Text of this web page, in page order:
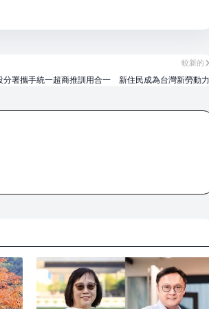
較新的
分署攜手統一超商推訓用合一 新住民成為台灣新勞動力